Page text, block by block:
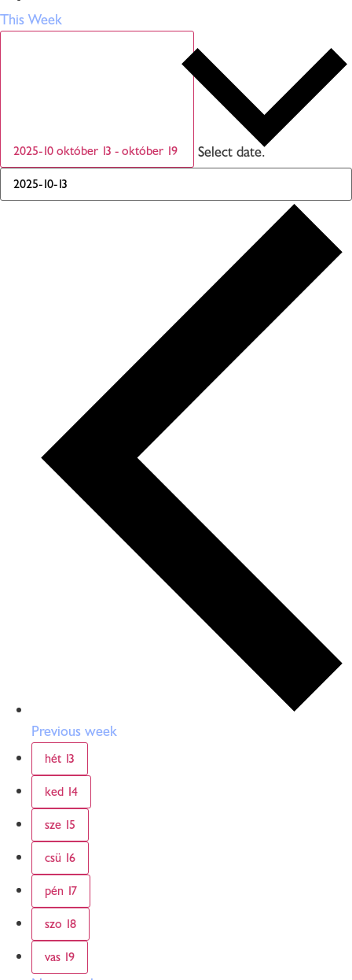
This Week
2025-10 október 13 - október 19 Select date.
Previous week
hét 13
ked 14
sze 15
csü 16
pén 17
szo 18
vas 19